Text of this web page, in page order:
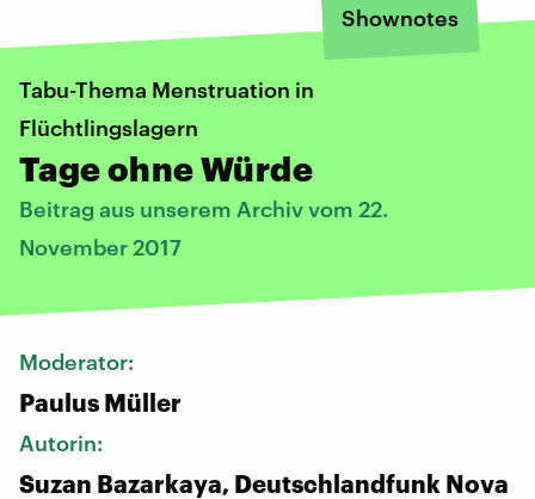
Shownotes
Tabu-Thema Menstruation in
Flüchtlingslagern
Tage ohne Würde
Beitrag aus unserem Archiv vom 22.
November 2017
Moderator:
Paulus Müller
Autorin:
Suzan Bazarkaya, Deutschlandfunk Nova